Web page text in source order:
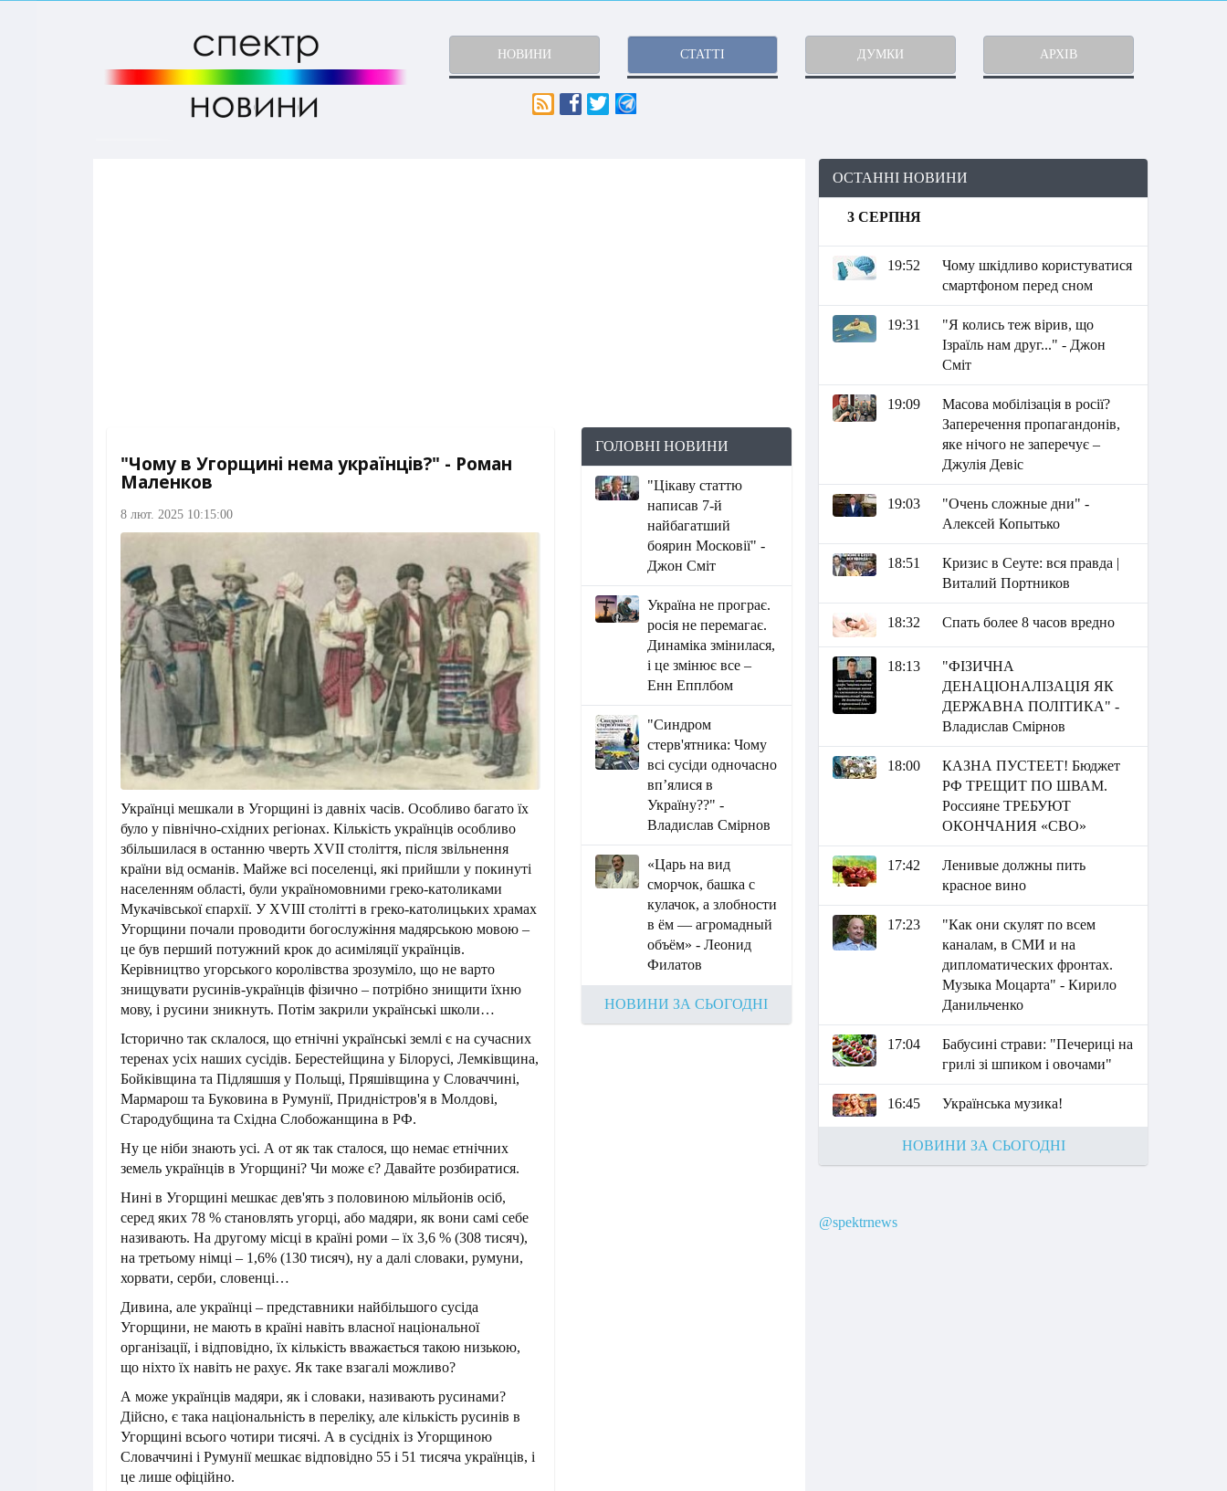
НОВИНИ СТАТТІ ДУМКИ АРХІВ
"Чому в Угорщині нема українців?" - Роман
Маленков
8 лют. 2025 10:15:00
Українці мешкали в Угорщині із давніх часів. Особливо багато їх
було у північно-східних регіонах. Кількість українців особливо
збільшилася в останню чверть XVII століття, після звільнення
країни від османів. Майже всі поселенці, які прийшли у покинуті
населенням області, були україномовними греко-католиками
Мукачівської єпархії. У XVIII столітті в греко-католицьких храмах
Угорщини почали проводити богослужіння мадярською мовою –
це був перший потужний крок до асиміляції українців.
Керівництво угорського королівства зрозуміло, що не варто
знищувати русинів-українців фізично – потрібно знищити їхню
мову, і русини зникнуть. Потім закрили українські школи…
Історично так склалося, що етнічні українські землі є на сучасних
теренах усіх наших сусідів. Берестейщина у Білорусі, Лемківщина,
Бойківщина та Підляшшя у Польщі, Пряшівщина у Словаччині,
Мармарош та Буковина в Румунії, Придністров'я в Молдові,
Стародубщина та Східна Слобожанщина в РФ.
Ну це ніби знають усі. А от як так сталося, що немає етнічних
земель українців в Угорщині? Чи може є? Давайте розбиратися.
Нині в Угорщині мешкає дев'ять з половиною мільйонів осіб,
серед яких 78 % становлять угорці, або мадяри, як вони самі себе
називають. На другому місці в країні роми – їх 3,6 % (308 тисяч),
на третьому німці – 1,6% (130 тисяч), ну а далі словаки, румуни,
хорвати, серби, словенці…
Дивина, але українці – представники найбільшого сусіда
Угорщини, не мають в країні навіть власної національної
організації, і відповідно, їх кількість вважається такою низькою,
що ніхто їх навіть не рахує. Як таке взагалі можливо?
А може українців мадяри, як і словаки, називають русинами?
Дійсно, є така національність в переліку, але кількість русинів в
Угорщині всього чотири тисячі. А в сусідніх із Угорщиною
Словаччині і Румунії мешкає відповідно 55 і 51 тисяча українців, і
це лише офіційно.
ГОЛОВНІ НОВИНИ
"Цікаву статтю
написав 7-й
найбагатший
боярин Московії" -
Джон Сміт
Україна не програє.
росія не перемагає.
Динаміка змінилася,
і це змінює все –
Енн Епплбом
"Синдром
стерв'ятника: Чому
всі сусіди одночасно
вп’ялися в
Україну??" -
Владислав Смірнов
«Царь на вид
сморчок, башка с
кулачок, а злобности
в ём — агромадный
объём» - Леонид
Филатов
НОВИНИ ЗА СЬОГОДНІ
ОСТАННІ НОВИНИ
3 СЕРПНЯ
19:52
Чому шкідливо користуватися
смартфоном перед сном
19:31
"Я колись теж вірив, що
Ізраїль нам друг..." - Джон
Сміт
19:09
Масова мобілізація в росії?
Заперечення пропагандонів,
яке нічого не заперечує –
Джулія Девіс
19:03
"Очень сложные дни" -
Алексей Копытько
18:51
Кризис в Сеуте: вся правда |
Виталий Портников
18:32 Спать более 8 часов вредно
18:13
"ФІЗИЧНА
ДЕНАЦІОНАЛІЗАЦІЯ ЯК
ДЕРЖАВНА ПОЛІТИКА" -
Владислав Смірнов
18:00
КАЗНА ПУСТЕЕТ! Бюджет
РФ ТРЕЩИТ ПО ШВАМ.
Россияне ТРЕБУЮТ
ОКОНЧАНИЯ «СВО»
17:42
Ленивые должны пить
красное вино
17:23
"Как они скулят по всем
каналам, в СМИ и на
дипломатических фронтах.
Музыка Моцарта" - Кирило
Данильченко
17:04
Бабусині страви: "Печериці на
грилі зі шпиком і овочами"
16:45 Українська музика!
НОВИНИ ЗА СЬОГОДНІ
@spektrnews